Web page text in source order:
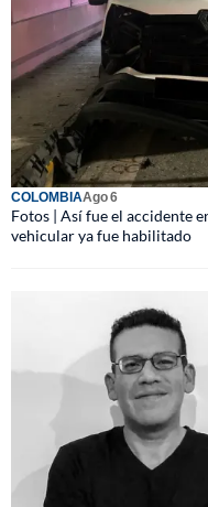
COLOMBIAAgo 6
Fotos | Así fue el accidente
vehicular ya fue habilitado